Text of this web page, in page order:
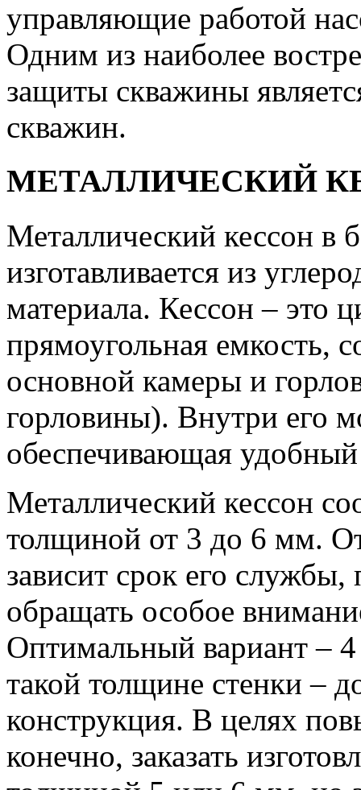
управляющие работой
Одним из наиболее
защиты скважины
скважин.
МЕТАЛЛИЧЕСКИЙ
Металлический кессон в
изготавливается из
материала. Кессон – это
прямоугольная емкость,
основной камеры и
горловины). Внутри его
обеспечивающая
Металлический кессон
толщиной от 3 до 6 мм.
зависит срок его службы,
обращать особое
Оптимальный вариант –
такой толщине стенки –
конструкция. В целях
конечно, заказать